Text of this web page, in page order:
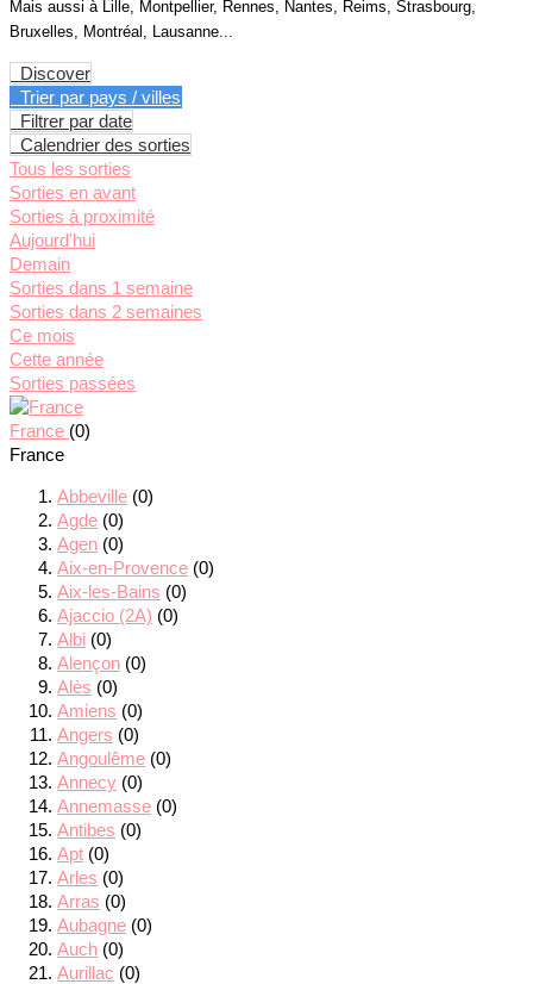
Mais aussi à Lille, Montpellier, Rennes, Nantes, Reims, Strasbourg,
Bruxelles, Montréal, Lausanne...
Discover
Trier par pays / villes
Filtrer par date
Calendrier des sorties
Tous les sorties
Sorties en avant
Sorties à proximité
Aujourd'hui
Demain
Sorties dans 1 semaine
Sorties dans 2 semaines
Ce mois
Cette année
Sorties passées
France (0)
France
Abbeville (0)
Agde (0)
Agen (0)
Aix-en-Provence (0)
Aix-les-Bains (0)
Ajaccio (2A) (0)
Albi (0)
Alençon (0)
Alès (0)
Amiens (0)
Angers (0)
Angoulême (0)
Annecy (0)
Annemasse (0)
Antibes (0)
Apt (0)
Arles (0)
Arras (0)
Aubagne (0)
Auch (0)
Aurillac (0)